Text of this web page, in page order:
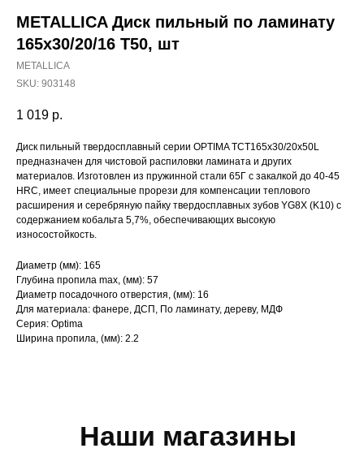
METALLICA Диск пильный по ламинату
165х30/20/16 Т50, шт
METALLICA
SKU: 903148
1 019 р.
Диск пильный твердосплавный серии OPTIMA TCT165x30/20x50L
предназначен для чистовой распиловки ламината и других
материалов. Изготовлен из пружинной стали 65Г с закалкой до 40-45
HRC, имеет специальные прорези для компенсации теплового
расширения и серебряную пайку твердосплавных зубов YG8X (K10) с
содержанием кобальта 5,7%, обеспечивающих высокую
износостойкость.
Диаметр (мм): 165
Глубина пропила max, (мм): 57
Диаметр посадочного отверстия, (мм): 16
Для материала: фанере, ДСП, По ламинату, дереву, МДФ
Серия: Optima
Ширина пропила, (мм): 2.2
Наши магазины
Архангельск, Урицкого 50 к.1
Северодвинск, Никольская 7 к.1
Ежедневно с 09:00 Пн - Пт до 19:00
Сб до 17:00
Вс до 16:00
Пн - Пт 09:00 - 19:00
Сб - Вс 10:00 - 18:00
Пн - Пт 09:00 - 19:00
Сб - Вс 10:00 - 18:00
+ 7 (8184) 50-11-21
+ 7 (911) 562-83-03